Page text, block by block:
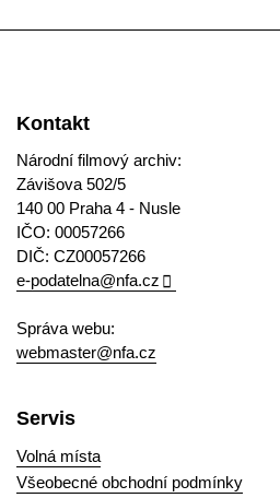
Kontakt
Národní filmový archiv:
Závišova 502/5
140 00 Praha 4 - Nusle
IČO: 00057266
DIČ: CZ00057266
e-podatelna@nfa.cz
Správa webu:
webmaster@nfa.cz
Servis
Volná místa
Všeobecné obchodní podmínky